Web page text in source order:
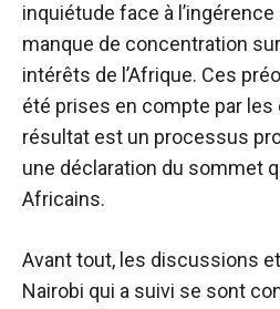
inquiétude face à
manque de concentration
intérêts de l’Afrique. Ces
été prises en compte par les
résultat est un processus
une déclaration du sommet
Africains.
Avant tout, les discussions
Nairobi qui a suivi se sont